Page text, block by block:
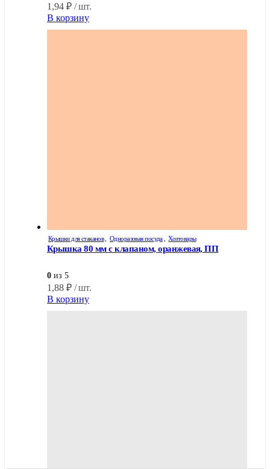
1,94 ₽ / шт.
В корзину
Крышки для стаканов Одноразовая посуда Хозтовары
Крышка 80 мм с клапаном, оранжевая, ПП
0 из 5
1,88 ₽ / шт.
В корзину